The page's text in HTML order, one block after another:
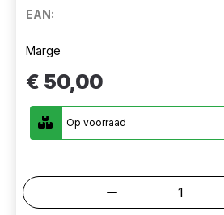
EAN:
Marge
€ 50,00
Op voorraad